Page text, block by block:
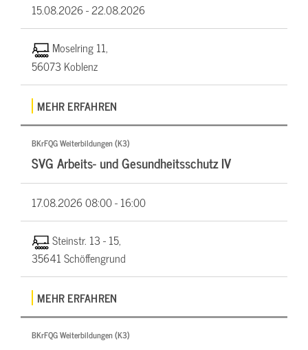
15.08.2026 -22.08.2026
Moselring 11,
56073 Koblenz
MEHR ERFAHREN
BKrFQG Weiterbildungen (K3)
SVG Arbeits- und Gesundheitsschutz IV
17.08.202608:00 - 16:00
Steinstr. 13 - 15,
35641 Schöffengrund
MEHR ERFAHREN
BKrFQG Weiterbildungen (K3)